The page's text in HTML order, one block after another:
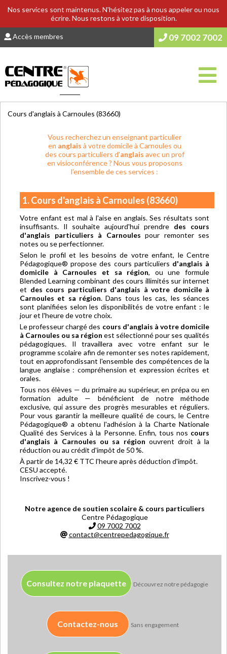
Nos services sont maintenus. N'hésitez pas à nous appeler ou nous
écrire. Nous restons à votre disposition.
Accès membres 09 7002 7002
Cours d'anglais à Carnoules (83660)
Vous recherchez un enseignant particulier
en anglais à votre domicile à Carnoules ou
des cours particuliers d'anglais avec un prof
en visioconférence ? Nous vous proposons
l’ensemble de ces services :
1. Cours d'anglais à Carnoules (83660)
Votre enfant est mal à l'aise en anglais. Ses résultats sont
insuffisants. Il souhaite aujourd'hui prendre des cours
d'anglais particuliers à Carnoules pour remonter ses
notes ou se perfectionner.
Selon le profil et les besoins de votre enfant, le Centre
Pédagogique® propose des cours particuliers d'anglais à
domicile à Carnoules et sa région, ou une formule
Blended Learning combinant des cours illimités sur internet
et des cours particuliers d'anglais à votre domicile à
Carnoules et sa région. Dans tous les cas, les séances
sont planifiées selon les disponibilités de votre enfant : le
jour et l'heure de votre choix.
Le professeur chargé des cours d'anglais à votre domicile
à Carnoules ou sa région est sélectionné pour ses qualités
pédagogiques. Il travaillera avec votre enfant sur le
programme scolaire afin de remonter ses notes rapidement,
tout en approfondissant l'ensemble des compétences de la
langue anglaise : compréhension et expression écrites et
orales.
Tous nos élèves — du primaire au supérieur, en prépa ou en
formation adulte — bénéficient de notre méthode
exclusive, qui assure des progrès mesurables et réguliers.
Pour vous garantir la meilleure qualité de cours, le Centre
Pédagogique® a obtenu l'adhésion à la Charte Nationale
Qualité des Services à la Personne. Enfin, tous nos cours
d'anglais à Carnoules ou sa région ouvrent droit à la
réduction ou au crédit d'impôt de 50 %.
À partir de 14,32 € TTC l'heure après déduction d'impôt.
CESU accepté.
Inscrivez-vous !
Notre agence de soutien scolaire & cours particuliers
Centre Pédagogique
09 7002 7002
contact@centrepedagogique.fr
Consultez notre plaquette Découvrez notre pédagogie
Contactez-nous Sans engagement